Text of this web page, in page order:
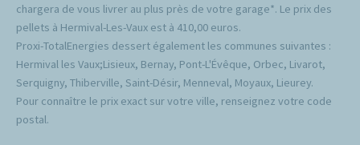
chargera de vous livrer au plus près de votre garage*. Le prix des
pellets à Hermival-Les-Vaux est à 410,00 euros.
Proxi-TotalEnergies dessert également les communes suivantes :
Hermival les Vaux;Lisieux, Bernay, Pont-L'Évêque, Orbec, Livarot,
Serquigny, Thiberville, Saint-Désir, Menneval, Moyaux, Lieurey.
Pour connaître le prix exact sur votre ville, renseignez votre code
postal.